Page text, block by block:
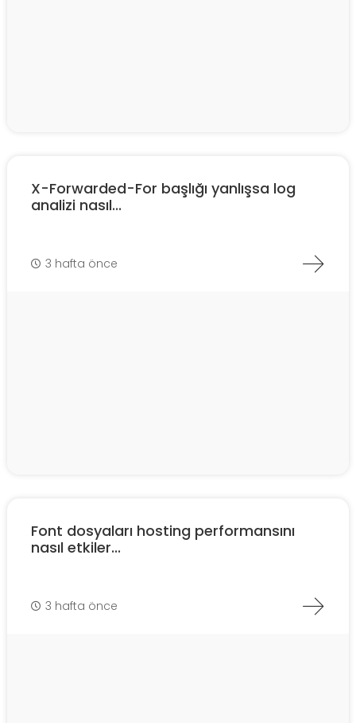
X-Forwarded-For başlığı yanlışsa log
analizi nasıl...
3 hafta önce
Font dosyaları hosting performansını
nasıl etkiler...
3 hafta önce